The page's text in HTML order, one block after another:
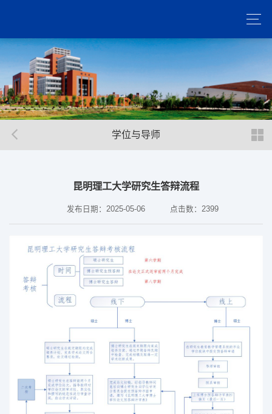
学位与导师
昆明理工大学研究生答辩流程
发布日期：2025-05-06 点击数：2399